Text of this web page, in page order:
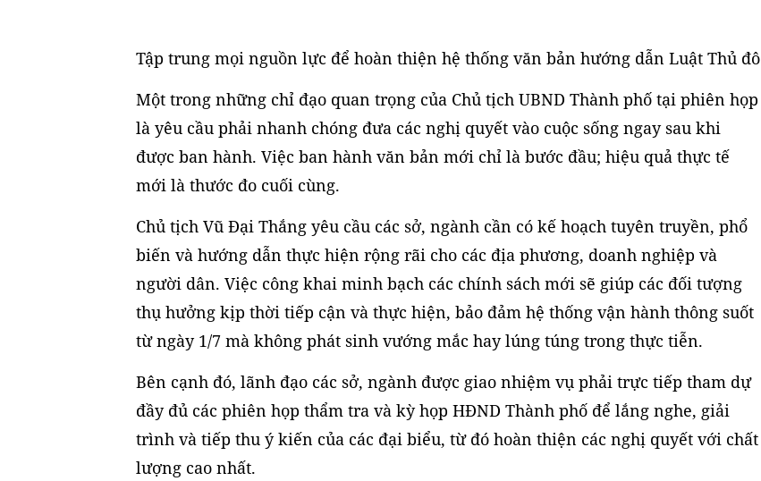
Tập trung mọi nguồn lực để hoàn thiện hệ thống văn bản hướng dẫn Luật Thủ đô
Một trong những chỉ đạo quan trọng của Chủ tịch UBND Thành phố tại phiên họp
là yêu cầu phải nhanh chóng đưa các nghị quyết vào cuộc sống ngay sau khi
được ban hành. Việc ban hành văn bản mới chỉ là bước đầu; hiệu quả thực tế
mới là thước đo cuối cùng.
Chủ tịch Vũ Đại Thắng yêu cầu các sở, ngành cần có kế hoạch tuyên truyền, phổ
biến và hướng dẫn thực hiện rộng rãi cho các địa phương, doanh nghiệp và
người dân. Việc công khai minh bạch các chính sách mới sẽ giúp các đối tượng
thụ hưởng kịp thời tiếp cận và thực hiện, bảo đảm hệ thống vận hành thông suốt
từ ngày 1/7 mà không phát sinh vướng mắc hay lúng túng trong thực tiễn.
Bên cạnh đó, lãnh đạo các sở, ngành được giao nhiệm vụ phải trực tiếp tham dự
đầy đủ các phiên họp thẩm tra và kỳ họp HĐND Thành phố để lắng nghe, giải
trình và tiếp thu ý kiến của các đại biểu, từ đó hoàn thiện các nghị quyết với chất
lượng cao nhất.